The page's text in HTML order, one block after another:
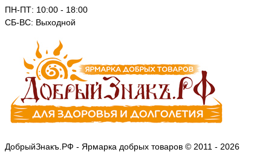
ПН-ПТ: 10:00 - 18:00
СБ-ВС: Выходной
ДобрыйЗнакъ.РФ - Ярмарка добрых товаров © 2011 - 2026